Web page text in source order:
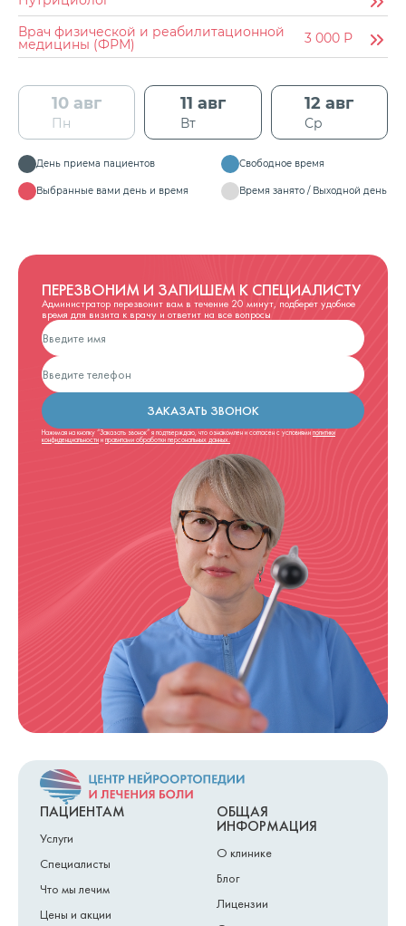
Врач физической и реабилитационной
медицины (ФРМ) 3 000 Р
10 авг
Пн
11 авг
Вт
12 авг
Ср
День приема пациентов Свободное время
Выбранные вами день и время Время занято / Выходной день
ПЕРЕЗВОНИМ И ЗАПИШЕМ К СПЕЦИАЛИСТУ
Администратор перезвонит вам в течение 20 минут, подберет удобное
время для визита к врачу и ответит на все вопросы
ЗАКАЗАТЬ ЗВОНОК
Нажимая на кнопку “Заказать звонок” я подтверждаю, что ознакомлен и согласен с условиями политики
конфиденциальности и правилами обработки персональных данных.
ПАЦИЕНТАМ
Услуги
Специалисты
Что мы лечим
Цены и акции
ОБЩАЯ
ИНФОРМАЦИЯ
О клинике
Блог
Лицензии